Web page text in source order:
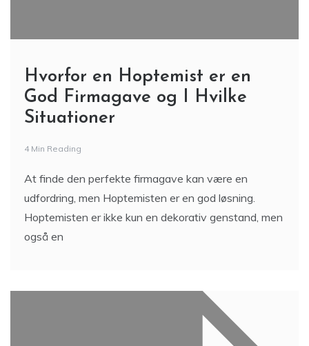
Hvorfor en Hoptemist er en
God Firmagave og I Hvilke
Situationer
4 Min Reading
At finde den perfekte firmagave kan være en
udfordring, men Hoptemisten er en god løsning.
Hoptemisten er ikke kun en dekorativ genstand, men
også en